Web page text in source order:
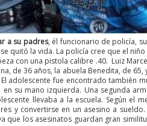
a su padres, él funcionario de policía,
quitó la vida. La policía cree que el
con una pistola calibre .40. Luiz
de 36 años, la abuela Benedita, de 65,
adolescente fue encontrado también
su mano izquierda. Una segunda
llevaba a la escuela. Según el
y convertirse en un asesino a
que los asesinatos guardan gran